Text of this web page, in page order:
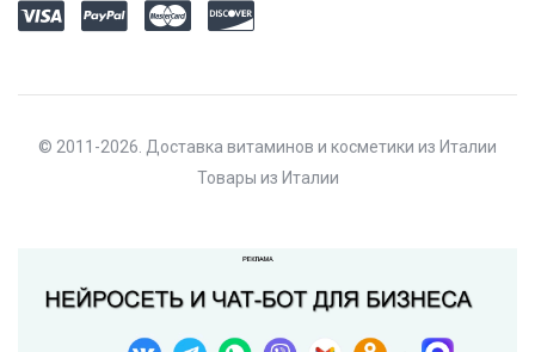
© 2011-2026. Доставка витаминов и косметики из Италии
Товары из Италии